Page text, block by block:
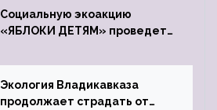
Социальную экоакцию
«ЯБЛОКИ ДЕТЯМ» проведет
Экология Владикавказа
продолжает страдать от